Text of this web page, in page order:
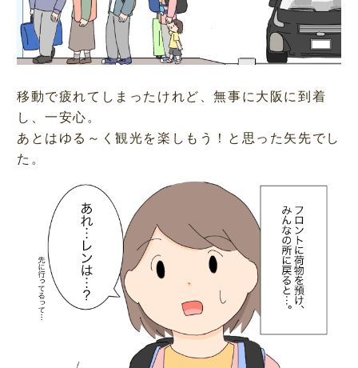
移動で疲れてしまったけれど、無事に大阪に到着
し、一安心。
あとはゆる～く観光を楽しもう！と思った矢先でし
た。